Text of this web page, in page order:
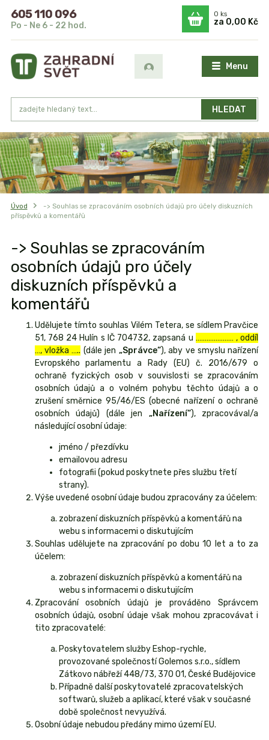
Menu
HLEDAT
605 110 096
Po - Ne 6 - 22 hod.
0ks
za 0,00 Kč
Úvod
-> Souhlas se zpracováním osobních údajů pro účely diskuzních
příspěvků a komentářů
-> Souhlas se zpracováním
osobních údajů pro účely
diskuzních příspěvků a
komentářů
Udělujete tímto souhlas Vilém Tetera, se sídlem Pravčice
51, 768 24 Hulín s IČ 704732, zapsaná u ………………… , oddíl
…, vložka ….. (dále jen „Správce“), aby ve smyslu nařízení
Evropského parlamentu a Rady (EU) č. 2016/679 o
ochraně fyzických osob v souvislosti se zpracováním
osobních údajů a o volném pohybu těchto údajů a o
zrušení směrnice 95/46/ES (obecné nařízení o ochraně
osobních údajů) (dále jen „Nařízení“), zpracovával/a
následující osobní údaje:
jméno / přezdívku
emailovou adresu
fotografii (pokud poskytnete přes službu třetí
strany).
Výše uvedené osobní údaje budou zpracovány za účelem:
zobrazení diskuzních příspěvků a komentářů na
webu s informacemi o diskutujícím
Souhlas udělujete na zpracování po dobu10 let a to za
účelem:
zobrazení diskuzních příspěvků a komentářů na
webu s informacemi o diskutujícím
Zpracování osobních údajů je prováděno Správcem
osobních údajů, osobní údaje však mohou zpracovávat i
tito zpracovatelé:
Poskytovatelem služby Eshop-rychle,
provozované společností Golemos s.r.o., sídlem
Zátkovo nábřeží 448/73, 370 01, České Budějovice
Případně další poskytovatelé zpracovatelských
softwarů, služeb a aplikací, které však v současné
době společnost nevyužívá.
Osobní údaje nebudou předány mimo území EU.